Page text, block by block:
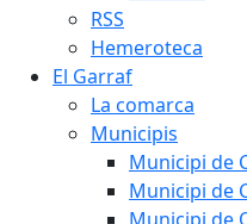
RSS
Hemeroteca
El Garraf
La comarca
Municipis
Municipi de
Municipi de